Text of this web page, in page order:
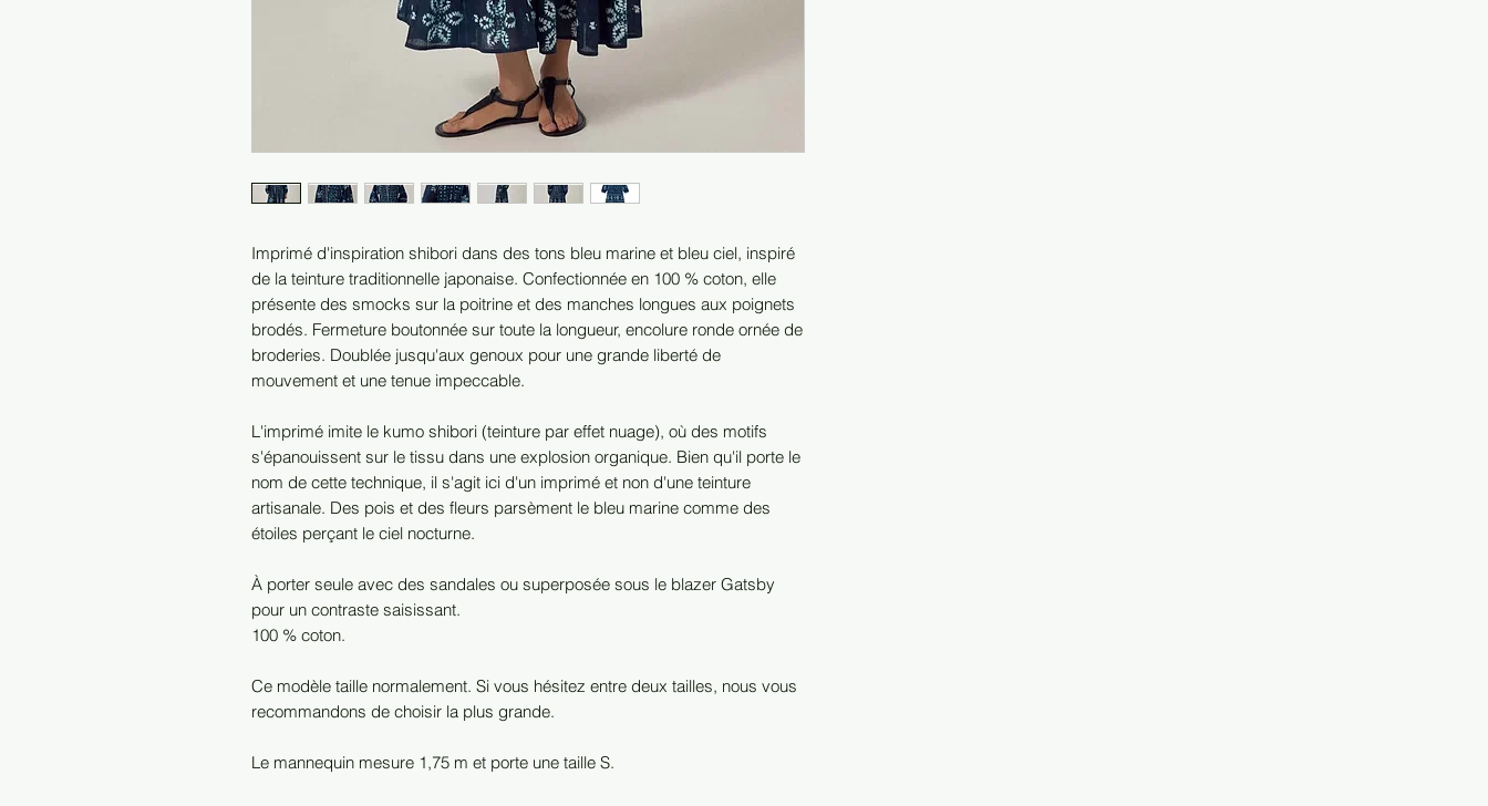
Imprimé d'inspiration shibori dans des tons bleu marine et bleu ciel, inspiré
de la teinture traditionnelle japonaise. Confectionnée en 100 % coton, elle
présente des smocks sur la poitrine et des manches longues aux poignets
brodés. Fermeture boutonnée sur toute la longueur, encolure ronde ornée de
broderies. Doublée jusqu'aux genoux pour une grande liberté de
mouvement et une tenue impeccable.
L'imprimé imite le kumo shibori (teinture par effet nuage), où des motifs
s'épanouissent sur le tissu dans une explosion organique. Bien qu'il porte le
nom de cette technique, il s'agit ici d'un imprimé et non d'une teinture
artisanale. Des pois et des fleurs parsèment le bleu marine comme des
étoiles perçant le ciel nocturne.
À porter seule avec des sandales ou superposée sous le blazer Gatsby
pour un contraste saisissant.
100 % coton.
Ce modèle taille normalement. Si vous hésitez entre deux tailles, nous vous
recommandons de choisir la plus grande.
Le mannequin mesure 1,75 m et porte une taille S.